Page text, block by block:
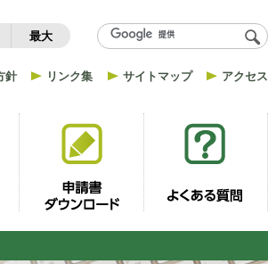
最大
針 リンク集 サイトマップ アクセス